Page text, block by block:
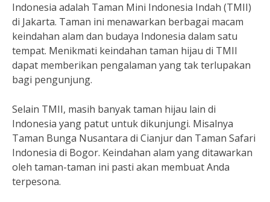
Indonesia adalah Taman Mini Indonesia Indah (TMII)
di Jakarta. Taman ini menawarkan berbagai macam
keindahan alam dan budaya Indonesia dalam satu
tempat. Menikmati keindahan taman hijau di TMII
dapat memberikan pengalaman yang tak terlupakan
bagi pengunjung.
Selain TMII, masih banyak taman hijau lain di
Indonesia yang patut untuk dikunjungi. Misalnya
Taman Bunga Nusantara di Cianjur dan Taman Safari
Indonesia di Bogor. Keindahan alam yang ditawarkan
oleh taman-taman ini pasti akan membuat Anda
terpesona.